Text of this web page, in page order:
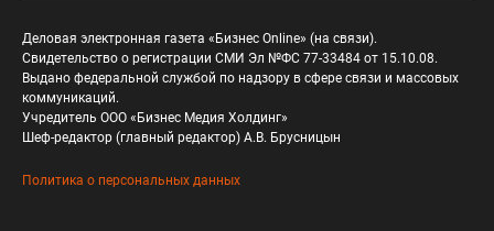
Деловая электронная газета «Бизнес Online» (на связи).
Свидетельство о регистрации СМИ Эл №ФС 77-33484 от 15.10.08.
Выдано федеральной службой по надзору в сфере связи и массовых
коммуникаций.
Учредитель ООО «Бизнес Медия Холдинг»
Шеф-редактор (главный редактор) А.В. Брусницын
Политика о персональных данных